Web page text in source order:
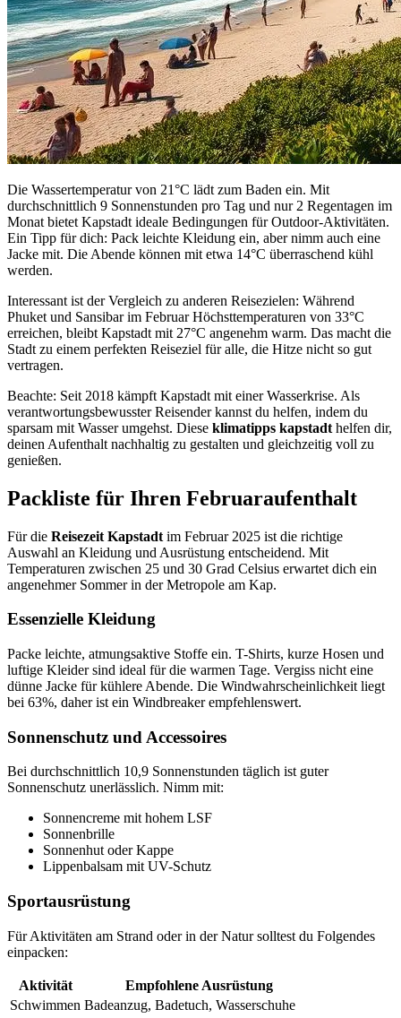
Die Wassertemperatur von 21°C lädt zum Baden ein. Mit
durchschnittlich 9 Sonnenstunden pro Tag und nur 2 Regentagen im
Monat bietet Kapstadt ideale Bedingungen für Outdoor-Aktivitäten.
Ein Tipp für dich: Pack leichte Kleidung ein, aber nimm auch eine
Jacke mit. Die Abende können mit etwa 14°C überraschend kühl
werden.
Interessant ist der Vergleich zu anderen Reisezielen: Während
Phuket und Sansibar im Februar Höchsttemperaturen von 33°C
erreichen, bleibt Kapstadt mit 27°C angenehm warm. Das macht die
Stadt zu einem perfekten Reiseziel für alle, die Hitze nicht so gut
vertragen.
Beachte: Seit 2018 kämpft Kapstadt mit einer Wasserkrise. Als
verantwortungsbewusster Reisender kannst du helfen, indem du
sparsam mit Wasser umgehst. Diese klimatipps kapstadt helfen dir,
deinen Aufenthalt nachhaltig zu gestalten und gleichzeitig voll zu
genießen.
Packliste für Ihren Februaraufenthalt
Für die Reisezeit Kapstadt im Februar 2025 ist die richtige
Auswahl an Kleidung und Ausrüstung entscheidend. Mit
Temperaturen zwischen 25 und 30 Grad Celsius erwartet dich ein
angenehmer Sommer in der Metropole am Kap.
Essenzielle Kleidung
Packe leichte, atmungsaktive Stoffe ein. T-Shirts, kurze Hosen und
luftige Kleider sind ideal für die warmen Tage. Vergiss nicht eine
dünne Jacke für kühlere Abende. Die Windwahrscheinlichkeit liegt
bei 63%, daher ist ein Windbreaker empfehlenswert.
Sonnenschutz und Accessoires
Bei durchschnittlich 10,9 Sonnenstunden täglich ist guter
Sonnenschutz unerlässlich. Nimm mit:
Sonnencreme mit hohem LSF
Sonnenbrille
Sonnenhut oder Kappe
Lippenbalsam mit UV-Schutz
Sportausrüstung
Für Aktivitäten am Strand oder in der Natur solltest du Folgendes
einpacken:
Aktivität
Empfohlene Ausrüstung
Schwimmen Badeanzug, Badetuch, Wasserschuhe